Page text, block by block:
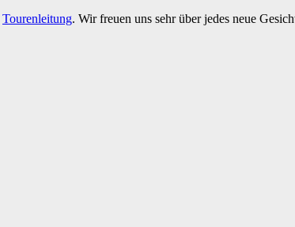
Tourenleitung. Wir freuen uns sehr über jedes neue